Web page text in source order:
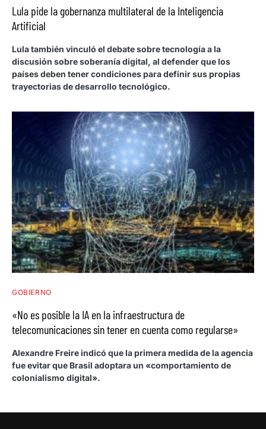
Lula pide la gobernanza multilateral de la Inteligencia
Artificial
Lula también vinculó el debate sobre tecnología a la
discusión sobre soberanía digital, al defender que los
países deben tener condiciones para definir sus propias
trayectorias de desarrollo tecnológico.
GOBIERNO
«No es posible la IA en la infraestructura de
telecomunicaciones sin tener en cuenta como regularse»
Alexandre Freire indicó que la primera medida de la agencia
fue evitar que Brasil adoptara un «comportamiento de
colonialismo digital».